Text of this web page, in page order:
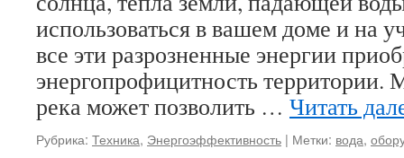
использоваться в вашем доме и на
все эти разрозненные энергии
энергопрофицитность
река может позволить … Читать
Рубрика: Техника, Энергоэффективность | Метки: вода,